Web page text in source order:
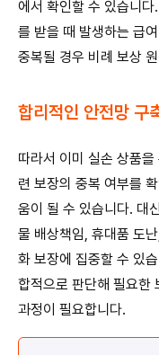
에서 확인할 수 있습니
를 받을 때 발생하는 급
중복될 경우 비례 보상
합리적인 안전망 구
따라서 이미 실손 상품
련 보장의 중복 여부를
움이 될 수 있습니다. 대
물 배상책임, 휴대품 도
화 보장에 집중할 수 있
합적으로 판단해 필요한
과정이 필요합니다.